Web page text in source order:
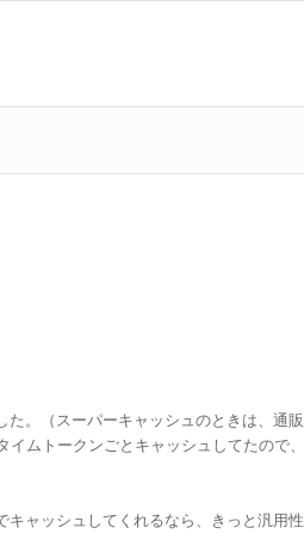
。（スーパーキャッシュのときは、通販
ムトークンごとキャッシュしてたので、
ャッシュしてくれるなら、きっと汎用性